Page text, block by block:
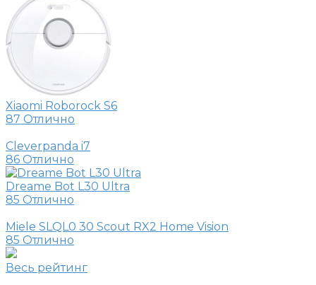
Xiaomi Roborock S6
87 Отлично
Cleverpanda i7
86 Отлично
Dreame Bot L30 Ultra
85 Отлично
Miele SLQL0 30 Scout RX2 Home Vision
85 Отлично
Весь рейтинг